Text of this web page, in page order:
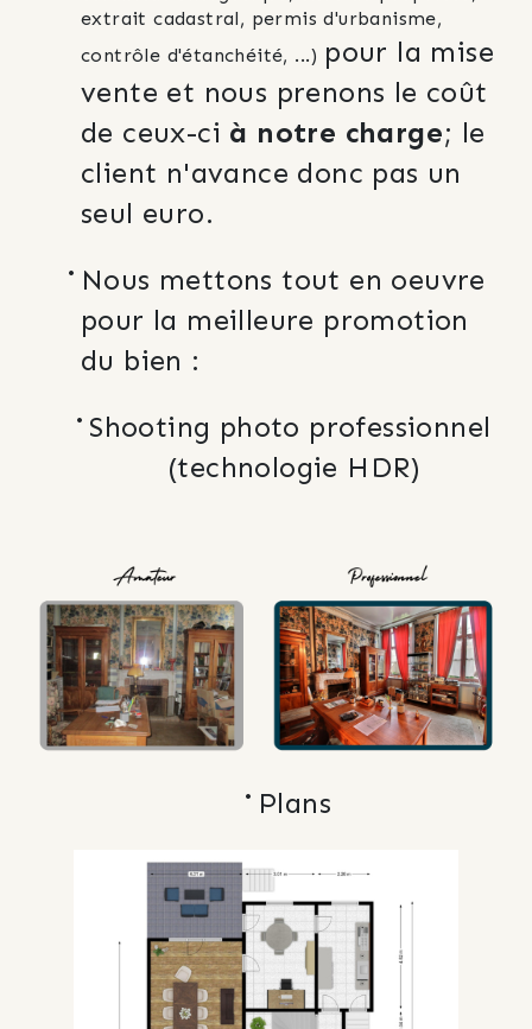
extrait cadastral, permis d'urbanisme,
contrôle d'étanchéité, ...) pour la mise
vente et nous prenons le coût
de ceux-ci à notre charge; le
client n'avance donc pas un
seul euro.
Nous mettons tout en oeuvre
pour la meilleure promotion
du bien :
Shooting photo professionnel
(technologie HDR)
Plans